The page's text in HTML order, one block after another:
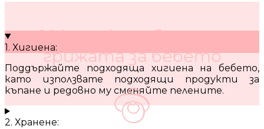
10 кратки съвета за
грижата за бебето
1. Хигиена:
Поддържайте подходяща хигиена на бебето,
като използвате подходящи продукти за
къпане и редовно му сменяйте пелените.
2. Хранене: